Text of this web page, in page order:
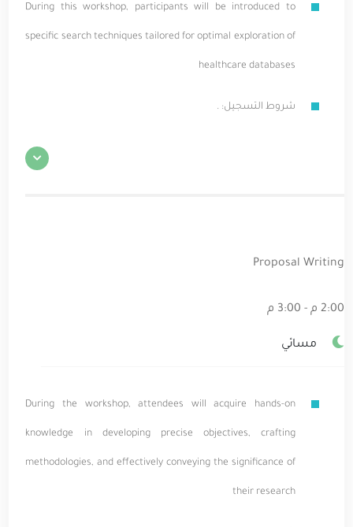
During this workshop, participants will be introduced to
specific search techniques tailored for optimal exploration of
healthcare databases
شروط التسجيل: .
Proposal Writing
2:00 م - 3:00 م
مسائي
During the workshop, attendees will acquire hands-on
knowledge in developing precise objectives, crafting
methodologies, and effectively conveying the significance of
their research